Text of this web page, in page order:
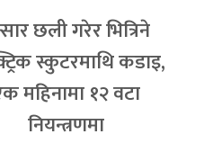
छली गरेर भित्रिने
स्कुटरमाथि कडाइ,
महिनामा १२ वटा
नियन्त्रणमा